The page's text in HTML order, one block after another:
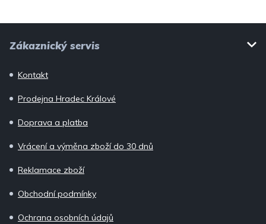
Zákaznický servis
Kontakt
Prodejna Hradec Králové
Doprava a platba
Vrácení a výměna zboží do 30 dnů
Reklamace zboží
Obchodní podmínky
Ochrana osobních údajů